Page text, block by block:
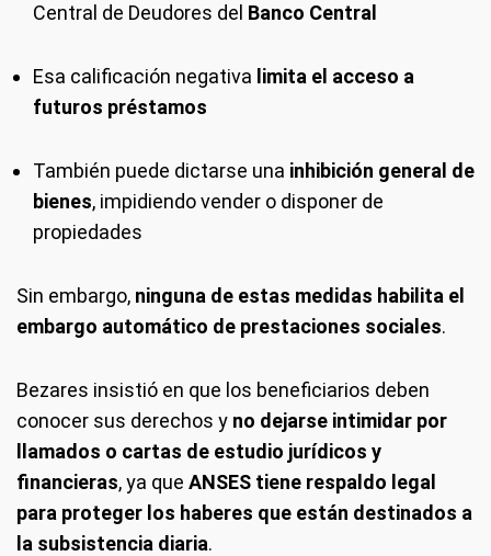
Central de Deudores del Banco Central
Esa calificación negativa limita el acceso a
futuros préstamos
También puede dictarse una inhibición general de
bienes, impidiendo vender o disponer de
propiedades
Sin embargo, ninguna de estas medidas habilita el
embargo automático de prestaciones sociales.
Bezares insistió en que los beneficiarios deben
conocer sus derechos y no dejarse intimidar por
llamados o cartas de estudio jurídicos y
financieras, ya que ANSES tiene respaldo legal
para proteger los haberes que están destinados a
la subsistencia diaria.